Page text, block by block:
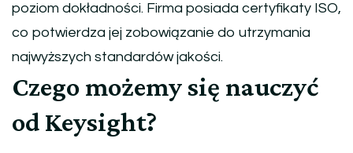
poziom dokładności. Firma posiada certyfikaty ISO,
co potwierdza jej zobowiązanie do utrzymania
najwyższych standardów jakości.
Czego możemy się nauczyć
od Keysight?